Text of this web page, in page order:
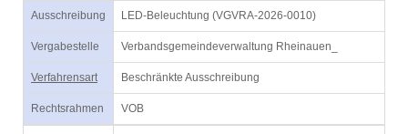
Ausschreibung LED-Beleuchtung (VGVRA-2026-0010)
Vergabestelle Verbandsgemeindeverwaltung Rheinauen_
Verfahrensart Beschränkte Ausschreibung
Rechtsrahmen VOB